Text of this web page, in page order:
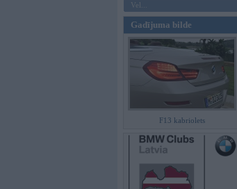
Vel...
Gadījuma bilde
F13 kabriolets